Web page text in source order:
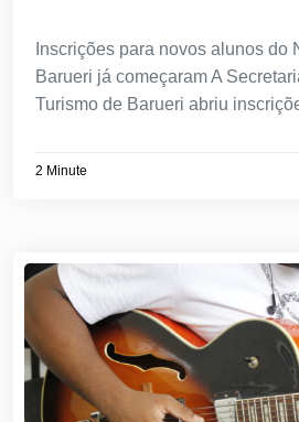
Inscrições para novos alunos do
Barueri já começaram A
Turismo de Barueri abriu
2 Minute